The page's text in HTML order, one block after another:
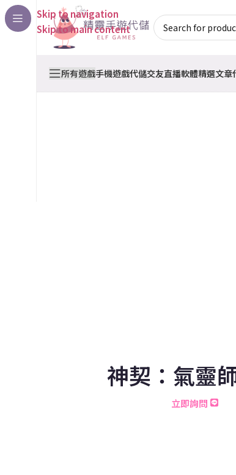
Skip to navigation
Skip to main content
所有遊戲手機遊戲代儲交友直播軟體精選文章
神契：氣靈
立即詢問